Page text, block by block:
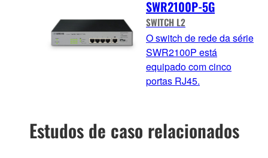
SWR2100P-5G
SWITCH L2
O switch de rede da série
SWR2100P está
equipado com cinco
portas RJ45.
Estudos de caso relacionados